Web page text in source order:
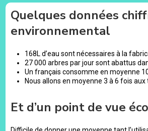
Quelques données
environnemental
168L d’eau sont nécessaires à la
27 000 arbres par jour sont abattus
Un français consomme en moyenne
Nous allons en moyenne 3 à 6 fois aux
Et d’un point de vue